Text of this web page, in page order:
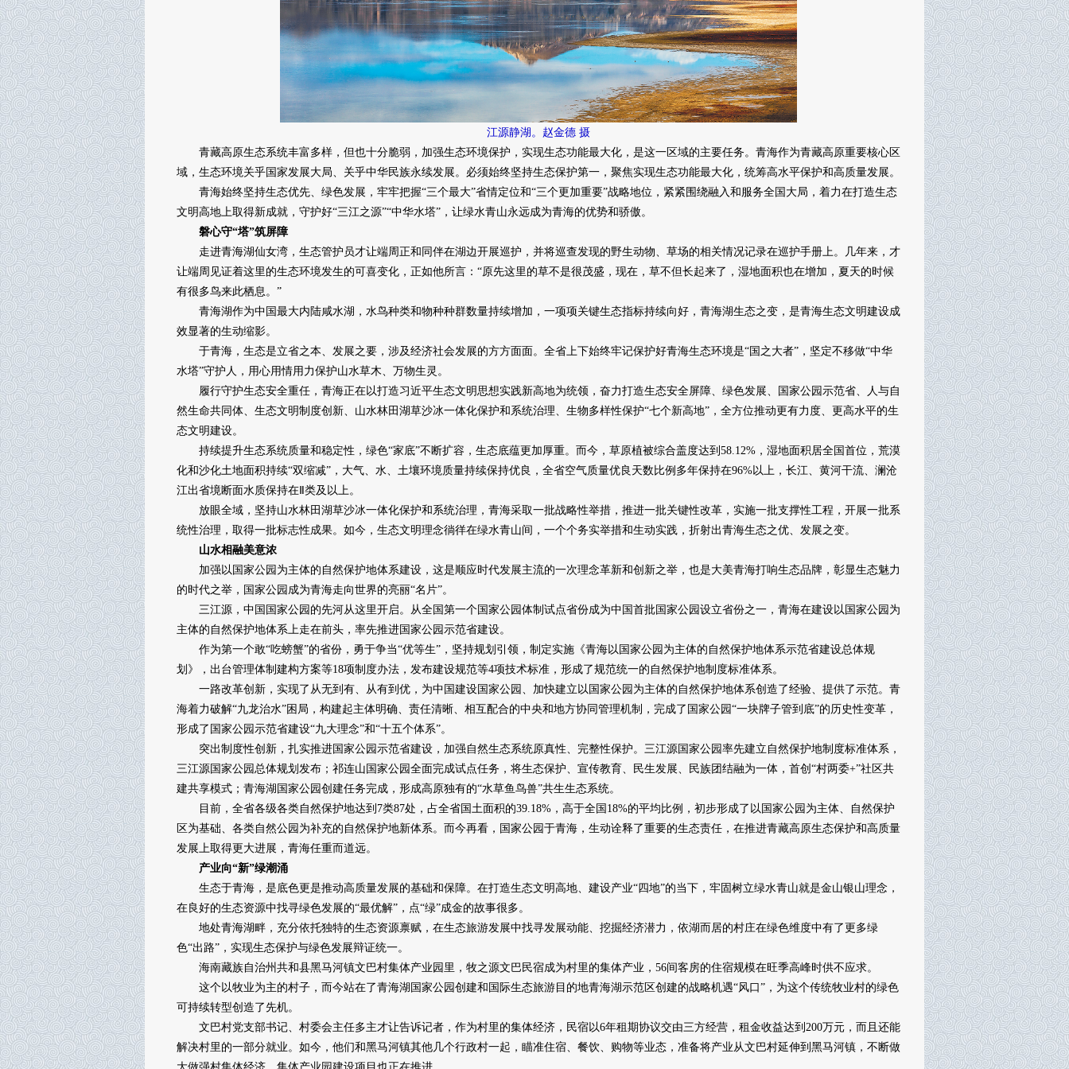
江源静湖。赵金德 摄
青藏高原生态系统丰富多样，但也十分脆弱，加强生态环境保护，实现生态功能最大化，是这一区域的主要任务。青海作为青藏高原重要核心区
域，生态环境关乎国家发展大局、关乎中华民族永续发展。必须始终坚持生态保护第一，聚焦实现生态功能最大化，统筹高水平保护和高质量发展。
青海始终坚持生态优先、绿色发展，牢牢把握“三个最大”省情定位和“三个更加重要”战略地位，紧紧围绕融入和服务全国大局，着力在打造生态
文明高地上取得新成就，守护好“三江之源”“中华水塔”，让绿水青山永远成为青海的优势和骄傲。
磐心守“塔”筑屏障
走进青海湖仙女湾，生态管护员才让端周正和同伴在湖边开展巡护，并将巡查发现的野生动物、草场的相关情况记录在巡护手册上。几年来，才
让端周见证着这里的生态环境发生的可喜变化，正如他所言：“原先这里的草不是很茂盛，现在，草不但长起来了，湿地面积也在增加，夏天的时候
有很多鸟来此栖息。”
青海湖作为中国最大内陆咸水湖，水鸟种类和物种种群数量持续增加，一项项关键生态指标持续向好，青海湖生态之变，是青海生态文明建设成
效显著的生动缩影。
于青海，生态是立省之本、发展之要，涉及经济社会发展的方方面面。全省上下始终牢记保护好青海生态环境是“国之大者”，坚定不移做“中华
水塔”守护人，用心用情用力保护山水草木、万物生灵。
履行守护生态安全重任，青海正在以打造习近平生态文明思想实践新高地为统领，奋力打造生态安全屏障、绿色发展、国家公园示范省、人与自
然生命共同体、生态文明制度创新、山水林田湖草沙冰一体化保护和系统治理、生物多样性保护“七个新高地”，全方位推动更有力度、更高水平的生
态文明建设。
持续提升生态系统质量和稳定性，绿色“家底”不断扩容，生态底蕴更加厚重。而今，草原植被综合盖度达到58.12%，湿地面积居全国首位，荒漠
化和沙化土地面积持续“双缩减”，大气、水、土壤环境质量持续保持优良，全省空气质量优良天数比例多年保持在96%以上，长江、黄河干流、澜沧
江出省境断面水质保持在Ⅱ类及以上。
放眼全域，坚持山水林田湖草沙冰一体化保护和系统治理，青海采取一批战略性举措，推进一批关键性改革，实施一批支撑性工程，开展一批系
统性治理，取得一批标志性成果。如今，生态文明理念徜徉在绿水青山间，一个个务实举措和生动实践，折射出青海生态之优、发展之变。
山水相融美意浓
加强以国家公园为主体的自然保护地体系建设，这是顺应时代发展主流的一次理念革新和创新之举，也是大美青海打响生态品牌，彰显生态魅力
的时代之举，国家公园成为青海走向世界的亮丽“名片”。
三江源，中国国家公园的先河从这里开启。从全国第一个国家公园体制试点省份成为中国首批国家公园设立省份之一，青海在建设以国家公园为
主体的自然保护地体系上走在前头，率先推进国家公园示范省建设。
作为第一个敢“吃螃蟹”的省份，勇于争当“优等生”，坚持规划引领，制定实施《青海以国家公园为主体的自然保护地体系示范省建设总体规
划》，出台管理体制建构方案等18项制度办法，发布建设规范等4项技术标准，形成了规范统一的自然保护地制度标准体系。
一路改革创新，实现了从无到有、从有到优，为中国建设国家公园、加快建立以国家公园为主体的自然保护地体系创造了经验、提供了示范。青
海着力破解“九龙治水”困局，构建起主体明确、责任清晰、相互配合的中央和地方协同管理机制，完成了国家公园“一块牌子管到底”的历史性变革，
形成了国家公园示范省建设“九大理念”和“十五个体系”。
突出制度性创新，扎实推进国家公园示范省建设，加强自然生态系统原真性、完整性保护。三江源国家公园率先建立自然保护地制度标准体系，
三江源国家公园总体规划发布；祁连山国家公园全面完成试点任务，将生态保护、宣传教育、民生发展、民族团结融为一体，首创“村两委+”社区共
建共享模式；青海湖国家公园创建任务完成，形成高原独有的“水草鱼鸟兽”共生生态系统。
目前，全省各级各类自然保护地达到7类87处，占全省国土面积的39.18%，高于全国18%的平均比例，初步形成了以国家公园为主体、自然保护
区为基础、各类自然公园为补充的自然保护地新体系。而今再看，国家公园于青海，生动诠释了重要的生态责任，在推进青藏高原生态保护和高质量
发展上取得更大进展，青海任重而道远。
产业向“新”绿潮涌
生态于青海，是底色更是推动高质量发展的基础和保障。在打造生态文明高地、建设产业“四地”的当下，牢固树立绿水青山就是金山银山理念，
在良好的生态资源中找寻绿色发展的“最优解”，点“绿”成金的故事很多。
地处青海湖畔，充分依托独特的生态资源禀赋，在生态旅游发展中找寻发展动能、挖掘经济潜力，依湖而居的村庄在绿色维度中有了更多绿
色“出路”，实现生态保护与绿色发展辩证统一。
海南藏族自治州共和县黑马河镇文巴村集体产业园里，牧之源文巴民宿成为村里的集体产业，56间客房的住宿规模在旺季高峰时供不应求。
这个以牧业为主的村子，而今站在了青海湖国家公园创建和国际生态旅游目的地青海湖示范区创建的战略机遇“风口”，为这个传统牧业村的绿色
可持续转型创造了先机。
文巴村党支部书记、村委会主任多主才让告诉记者，作为村里的集体经济，民宿以6年租期协议交由三方经营，租金收益达到200万元，而且还能
解决村里的一部分就业。如今，他们和黑马河镇其他几个行政村一起，瞄准住宿、餐饮、购物等业态，准备将产业从文巴村延伸到黑马河镇，不断做